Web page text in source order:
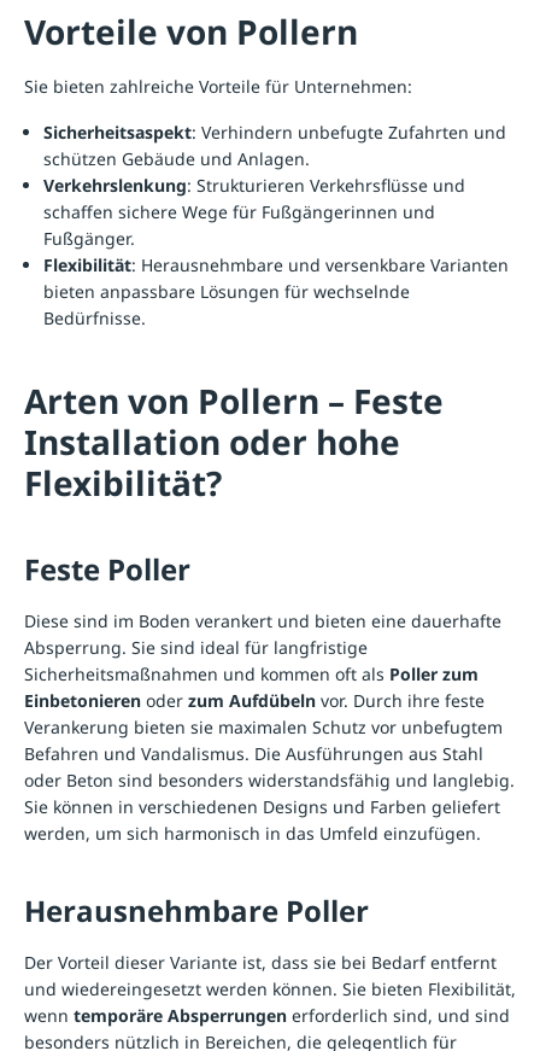
Vorteile von Pollern
Sie bieten zahlreiche Vorteile für Unternehmen:
Sicherheitsaspekt: Verhindern unbefugte Zufahrten und
schützen Gebäude und Anlagen.
Verkehrslenkung: Strukturieren Verkehrsflüsse und
schaffen sichere Wege für Fußgängerinnen und
Fußgänger.
Flexibilität: Herausnehmbare und versenkbare Varianten
bieten anpassbare Lösungen für wechselnde
Bedürfnisse.
Arten von Pollern – Feste
Installation oder hohe
Flexibilität?
Feste Poller
Diese sind im Boden verankert und bieten eine dauerhafte
Absperrung. Sie sind ideal für langfristige
Sicherheitsmaßnahmen und kommen oft als Poller zum
Einbetonieren oder zum Aufdübeln vor. Durch ihre feste
Verankerung bieten sie maximalen Schutz vor unbefugtem
Befahren und Vandalismus. Die Ausführungen aus Stahl
oder Beton sind besonders widerstandsfähig und langlebig.
Sie können in verschiedenen Designs und Farben geliefert
werden, um sich harmonisch in das Umfeld einzufügen.
Herausnehmbare Poller
Der Vorteil dieser Variante ist, dass sie bei Bedarf entfernt
und wiedereingesetzt werden können. Sie bieten Flexibilität,
wenn temporäre Absperrungen erforderlich sind, und sind
besonders nützlich in Bereichen, die gelegentlich für